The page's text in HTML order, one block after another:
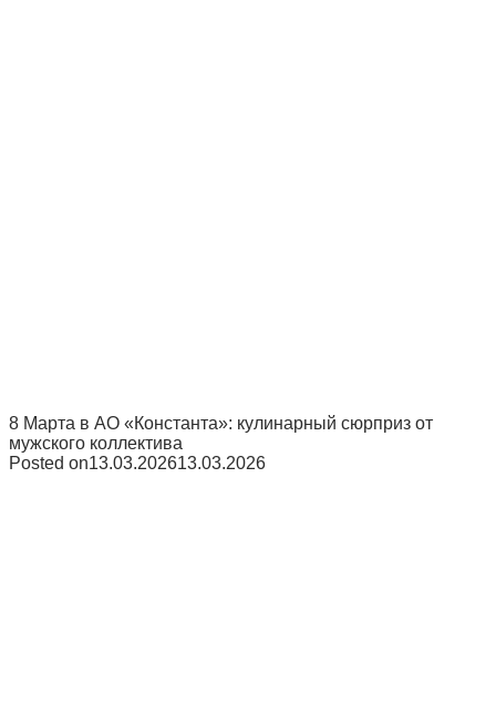
8 Марта в АО «Константа»: кулинарный сюрприз от
мужского коллектива
Posted on13.03.202613.03.2026